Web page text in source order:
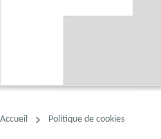
Accueil Politique de cookies